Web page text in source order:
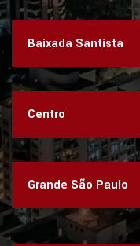
Baixada Santista
Centro
Grande São Paulo